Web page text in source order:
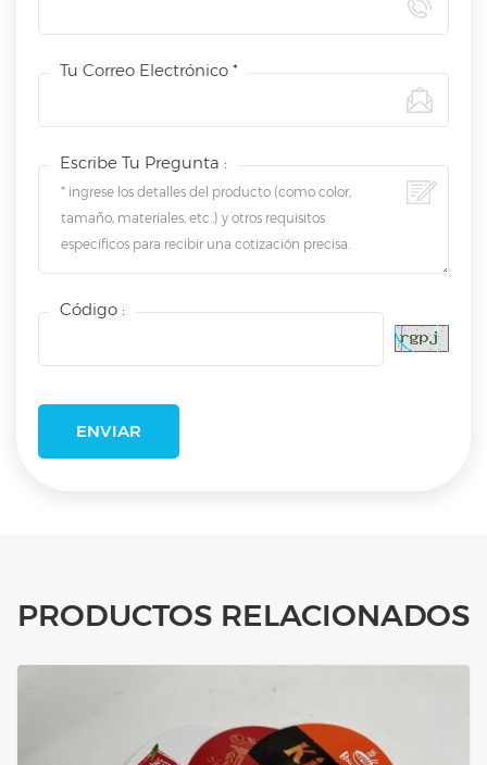
Tu Correo Electrónico *
Escribe Tu Pregunta :
Código :
PRODUCTOS RELACIONADOS